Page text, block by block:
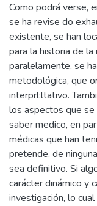
Como podrá verse,
se ha revise do
existente, se han
para la historia de la
paralelamente, se
metodológica, que
interprl:ltativo.
los aspectos que
saber medico, en
médicas que han
pretende, de
sea definitivo. Si
carácter dinámico y
investigación, lo